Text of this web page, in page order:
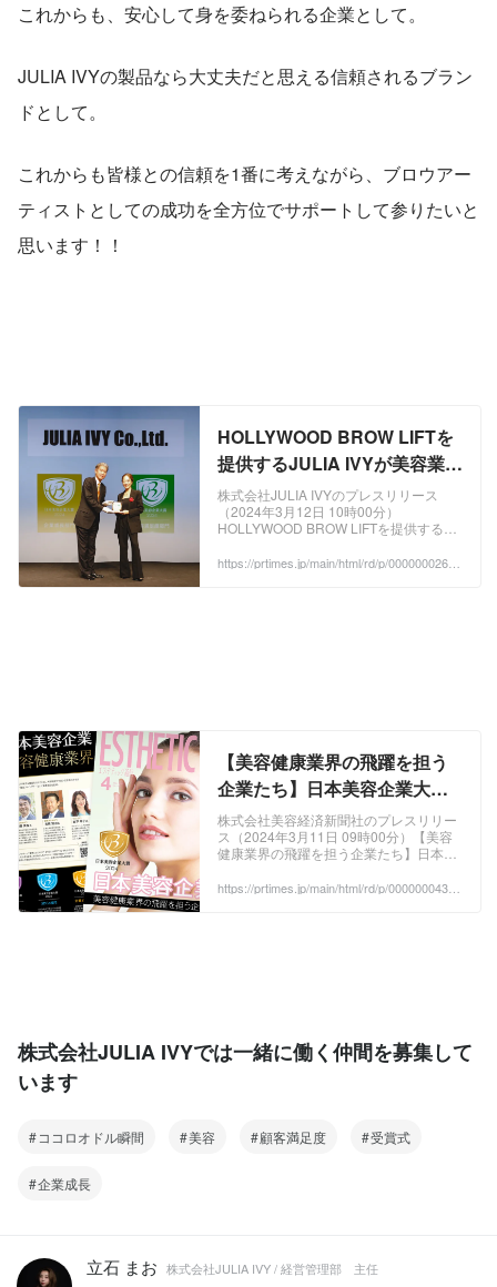
これからも、安心して身を委ねられる企業として。
JULIA IVYの製品なら大丈夫だと思える信頼されるブラン
ドとして。
これからも皆様との信頼を1番に考えながら、ブロウアー
ティストとしての成功を全方位でサポートして参りたいと
思います！！
HOLLYWOOD BROW LIFTを
提供するJULIA IVYが美容業界
発展に尽力する企業を顕彰す
る「日本美容企業大賞2024」
で「企業成長部門」「顧客満
足度部門」2部門をアイブロウ
株式会社JULIA IVYのプレスリリース
（2024年3月12日 10時00分）
HOLLYWOOD BROW LIFTを提供する
業を顕彰する「日本美容企業大賞2024」
https://prtimes.jp/main/html/rd/p/000000026.0
【美容健康業界の飛躍を担う
企業たち】日本美容企業大賞
2024 受賞企業発表
株式会社美容経済新聞社のプレスリリー
ス（2024年3月11日 09時00分）【美容
健康業界の飛躍を担う企業たち】日本美
https://prtimes.jp/main/html/rd/p/000000043.0
株式会社JULIA IVYでは一緒に働く仲間を募集して
います
ココロオドル瞬間 美容 顧客満足度 受賞式
企業成長
立石 まお 株式会社JULIA IVY / 経営管理部 主任